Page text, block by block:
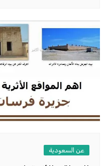
عن السعودية